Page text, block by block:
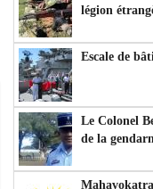
légion
Escale de
Le Colonel
de la